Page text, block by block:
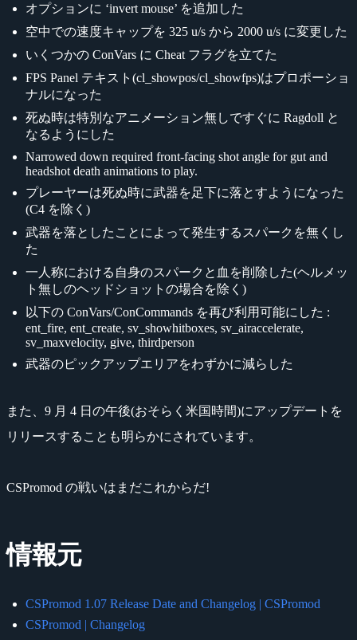
オプションに ‘invert mouse’ を追加した
空中での速度キャップを 325 u/s から 2000 u/s に変更した
いくつかの ConVars に Cheat フラグを立てた
FPS Panel テキスト(cl_showpos/cl_showfps)はプロポーショ
ナルになった
死ぬ時は特別なアニメーション無しですぐに Ragdoll と
なるようにした
Narrowed down required front-facing shot angle for gut and
headshot death animations to play.
プレーヤーは死ぬ時に武器を足下に落とすようになった
(C4 を除く)
武器を落としたことによって発生するスパークを無くし
た
一人称における自身のスパークと血を削除した(ヘルメッ
ト無しのヘッドショットの場合を除く)
以下の ConVars/ConCommands を再び利用可能にした :
ent_fire, ent_create, sv_showhitboxes, sv_airaccelerate,
sv_maxvelocity, give, thirdperson
武器のピックアップエリアをわずかに減らした
また、9 月 4 日の午後(おそらく米国時間)にアップデートを
リリースすることも明らかにされています。
CSPromod の戦いはまだこれからだ!
情報元
CSPromod 1.07 Release Date and Changelog | CSPromod
CSPromod | Changelog